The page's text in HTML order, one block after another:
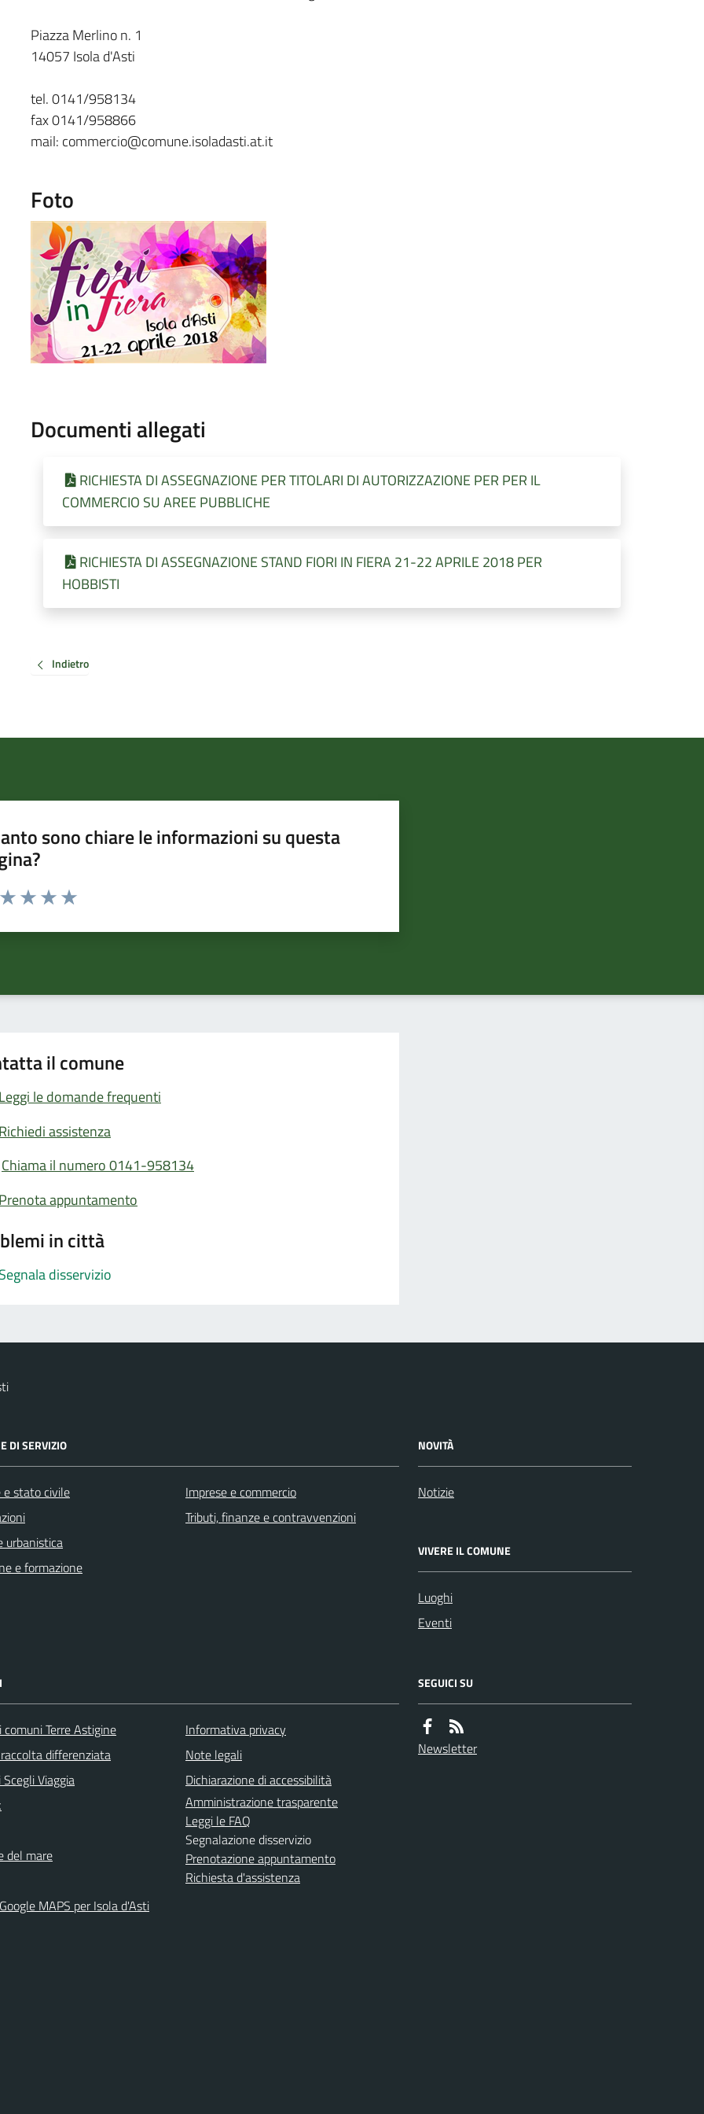
Piazza Merlino n. 1
14057 Isola d'Asti
tel. 0141/958134
fax 0141/958866
mail: commercio@comune.isoladasti.at.it
Foto
Documenti allegati
RICHIESTA DI ASSEGNAZIONE PER TITOLARI DI AUTORIZZAZIONE PER PER IL
COMMERCIO SU AREE PUBBLICHE
RICHIESTA DI ASSEGNAZIONE STAND FIORI IN FIERA 21-22 APRILE 2018 PER
HOBBISTI
Indietro
sono chiare le informazioni su questa
da 1 a 5 stelle la pagina
il comune
Leggi le domande frequenti
Richiedi assistenza
Chiama il numero 0141-958134
Prenota appuntamento
in città
Segnala disservizio
DI SERVIZIO
e stato civile
urbanistica
e formazione
Imprese e commercio
Tributi, finanze e contravvenzioni
NOVITÀ
Notizie
VIVERE IL COMUNE
Luoghi
Eventi
comuni Terre Astigine
differenziata
Viaggia
del mare
MAPS per Isola d'Asti
Informativa privacy
Note legali
Dichiarazione di accessibilità
Amministrazione trasparente
Leggi le FAQ
Segnalazione disservizio
Prenotazione appuntamento
Richiesta d'assistenza
SEGUICI SU
Newsletter